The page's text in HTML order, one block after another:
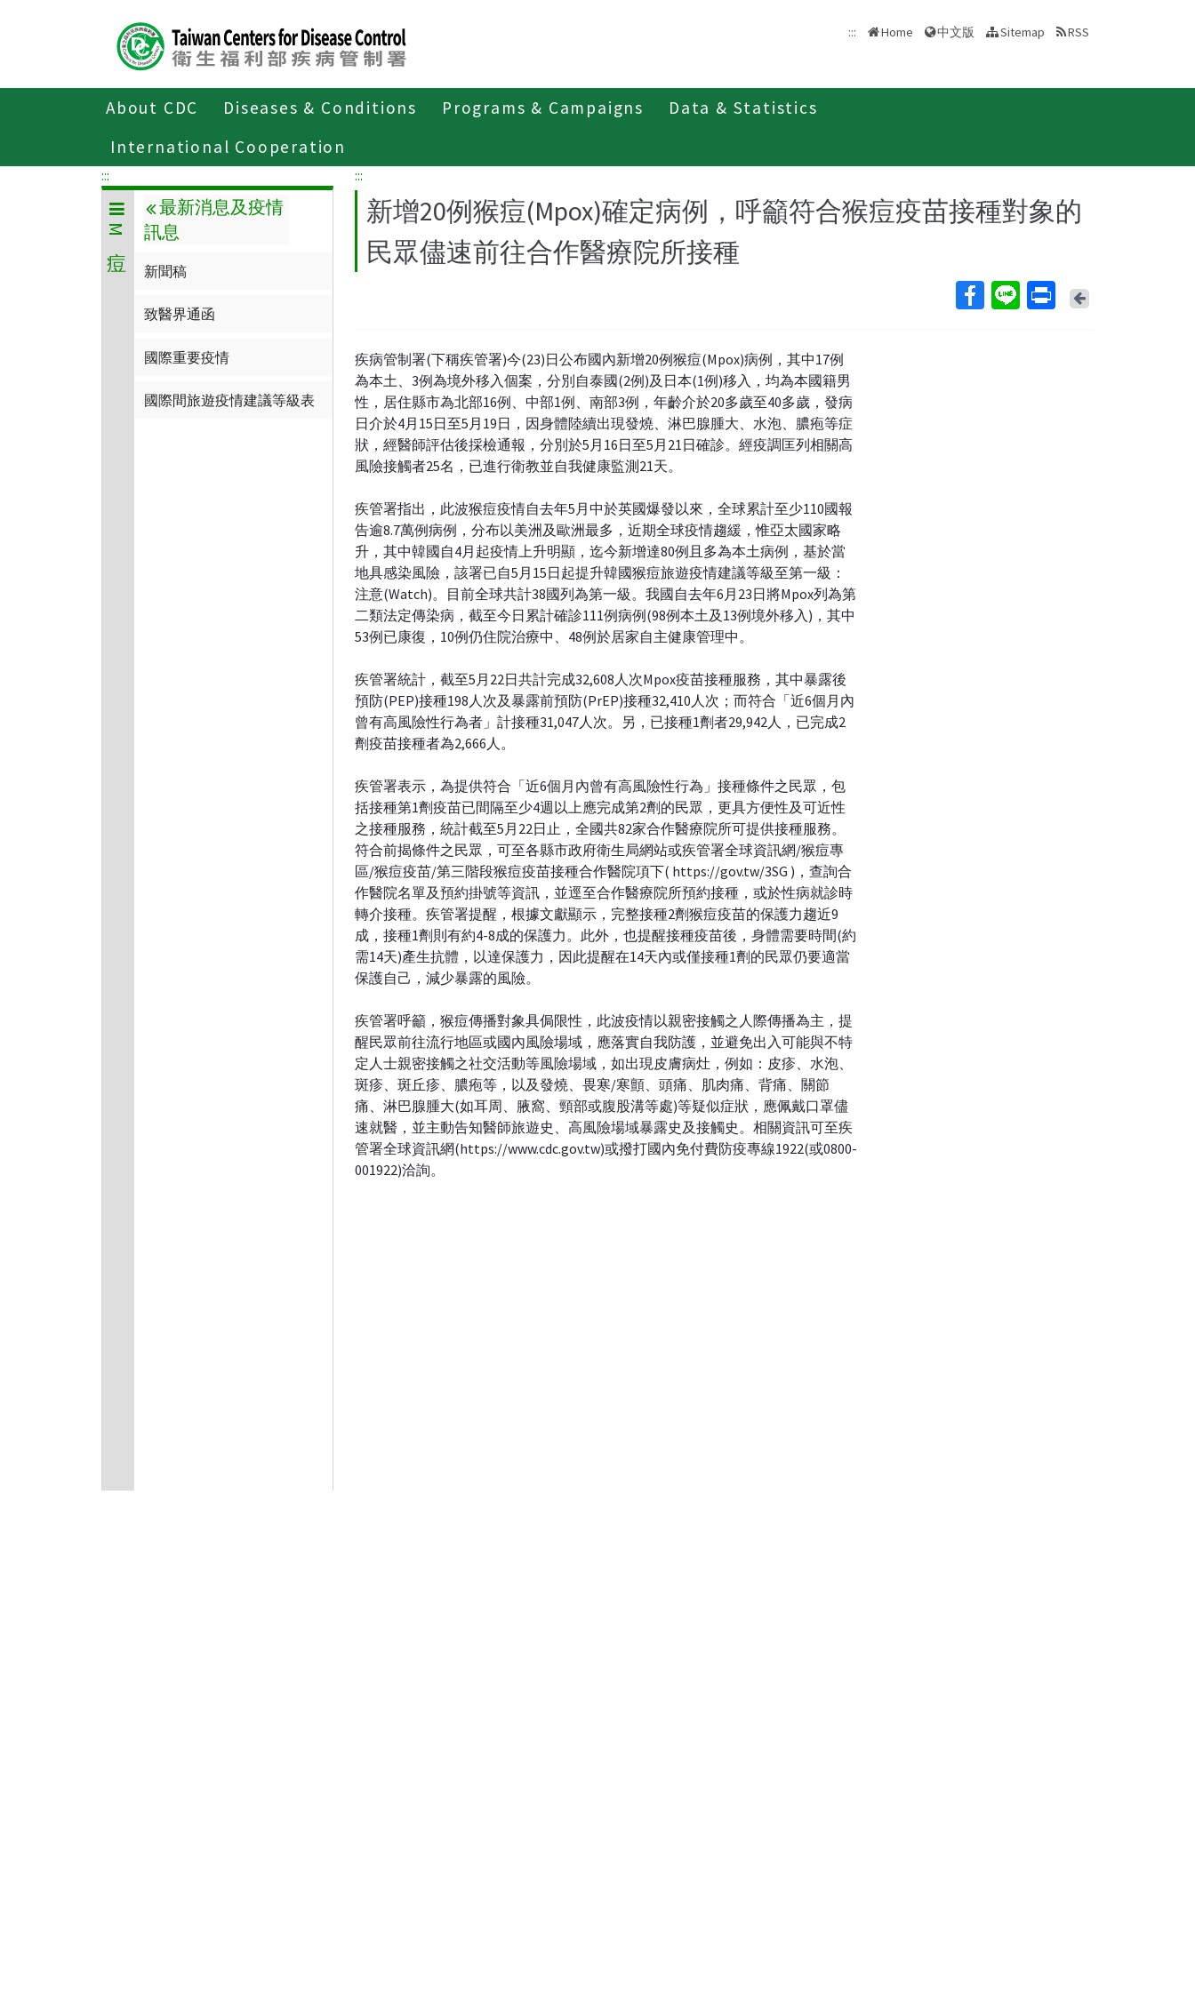
::: Home 中文版 Sitemap RSS
About CDC Diseases & Conditions Programs & Campaigns
Data & Statistics
International Cooperation
傳染病與防疫專題
:::
M痘
最新消息及疫情
訊息
新聞稿
致醫界通函
國際重要疫情
國際間旅遊疫情建議等級表
:::
新增20例猴痘(Mpox)確定病例，呼籲符合猴痘疫苗接種對象的
民眾儘速前往合作醫療院所接種
Back
疾病管制署(下稱疾管署)今(23)日公布國內新增20例猴痘(Mpox)病例，其中17例
為本土、3例為境外移入個案，分別自泰國(2例)及日本(1例)移入，均為本國籍男
性，居住縣市為北部16例、中部1例、南部3例，年齡介於20多歲至40多歲，發病
日介於4月15日至5月19日，因身體陸續出現發燒、淋巴腺腫大、水泡、膿疱等症
狀，經醫師評估後採檢通報，分別於5月16日至5月21日確診。經疫調匡列相關高
風險接觸者25名，已進行衛教並自我健康監測21天。
疾管署指出，此波猴痘疫情自去年5月中於英國爆發以來，全球累計至少110國報
告逾8.7萬例病例，分布以美洲及歐洲最多，近期全球疫情趨緩，惟亞太國家略
升，其中韓國自4月起疫情上升明顯，迄今新增達80例且多為本土病例，基於當
地具感染風險，該署已自5月15日起提升韓國猴痘旅遊疫情建議等級至第一級：
注意(Watch)。目前全球共計38國列為第一級。我國自去年6月23日將Mpox列為第
二類法定傳染病，截至今日累計確診111例病例(98例本土及13例境外移入)，其中
53例已康復，10例仍住院治療中、48例於居家自主健康管理中。
疾管署統計，截至5月22日共計完成32,608人次Mpox疫苗接種服務，其中暴露後
預防(PEP)接種198人次及暴露前預防(PrEP)接種32,410人次；而符合「近6個月內
曾有高風險性行為者」計接種31,047人次。另，已接種1劑者29,942人，已完成2
劑疫苗接種者為2,666人。
疾管署表示，為提供符合「近6個月內曾有高風險性行為」接種條件之民眾，包
括接種第1劑疫苗已間隔至少4週以上應完成第2劑的民眾，更具方便性及可近性
之接種服務，統計截至5月22日止，全國共82家合作醫療院所可提供接種服務。
符合前揭條件之民眾，可至各縣市政府衛生局網站或疾管署全球資訊網/猴痘專
區/猴痘疫苗/第三階段猴痘疫苗接種合作醫院項下( https://gov.tw/3SG )，查詢合
作醫院名單及預約掛號等資訊，並逕至合作醫療院所預約接種，或於性病就診時
轉介接種。疾管署提醒，根據文獻顯示，完整接種2劑猴痘疫苗的保護力趨近9
成，接種1劑則有約4-8成的保護力。此外，也提醒接種疫苗後，身體需要時間(約
需14天)產生抗體，以達保護力，因此提醒在14天內或僅接種1劑的民眾仍要適當
保護自己，減少暴露的風險。
疾管署呼籲，猴痘傳播對象具侷限性，此波疫情以親密接觸之人際傳播為主，提
醒民眾前往流行地區或國內風險場域，應落實自我防護，並避免出入可能與不特
定人士親密接觸之社交活動等風險場域，如出現皮膚病灶，例如：皮疹、水泡、
斑疹、斑丘疹、膿疱等，以及發燒、畏寒/寒顫、頭痛、肌肉痛、背痛、關節
痛、淋巴腺腫大(如耳周、腋窩、頸部或腹股溝等處)等疑似症狀，應佩戴口罩儘
速就醫，並主動告知醫師旅遊史、高風險場域暴露史及接觸史。相關資訊可至疾
管署全球資訊網(https://www.cdc.gov.tw)或撥打國內免付費防疫專線1922(或0800-
001922)洽詢。